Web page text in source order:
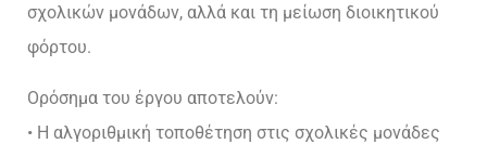
σχολικών μονάδων, αλλά και τη μείωση διοικητικού
φόρτου.
Ορόσημα του έργου αποτελούν:
• Η αλγοριθμική τοποθέτηση στις σχολικές μονάδες